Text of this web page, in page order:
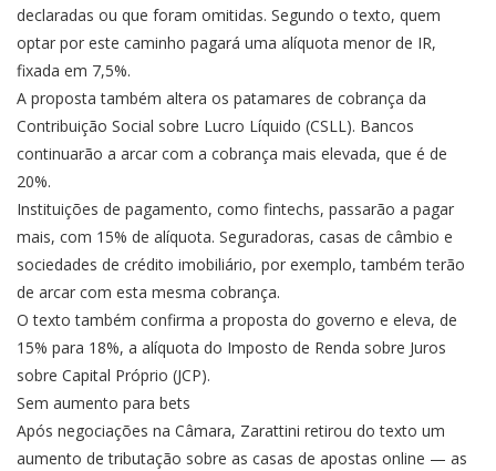
declaradas ou que foram omitidas. Segundo o texto, quem
optar por este caminho pagará uma alíquota menor de IR,
fixada em 7,5%.
A proposta também altera os patamares de cobrança da
Contribuição Social sobre Lucro Líquido (CSLL). Bancos
continuarão a arcar com a cobrança mais elevada, que é de
20%.
Instituições de pagamento, como fintechs, passarão a pagar
mais, com 15% de alíquota. Seguradoras, casas de câmbio e
sociedades de crédito imobiliário, por exemplo, também terão
de arcar com esta mesma cobrança.
O texto também confirma a proposta do governo e eleva, de
15% para 18%, a alíquota do Imposto de Renda sobre Juros
sobre Capital Próprio (JCP).
Sem aumento para bets
Após negociações na Câmara, Zarattini retirou do texto um
aumento de tributação sobre as casas de apostas online — as